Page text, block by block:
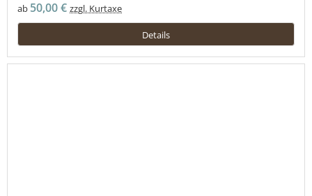
ab 50,00 € zzgl. Kurtaxe
Details